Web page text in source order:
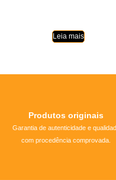
Leia mais
Produtos originais
Garantia de autenticidade e
com procedência comprovada.